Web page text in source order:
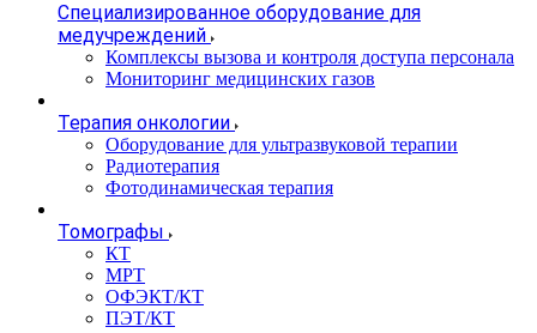
Специализированное оборудование для
медучреждений
Комплексы вызова и контроля доступа персонала
Мониторинг медицинских газов
Терапия онкологии
Оборудование для ультразвуковой терапии
Радиотерапия
Фотодинамическая терапия
Томографы
КТ
МРТ
ОФЭКТ/КТ
ПЭТ/КТ